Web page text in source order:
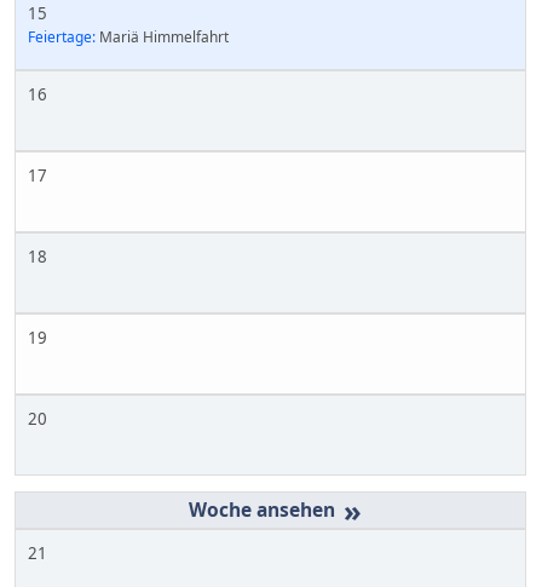
15
Feiertage: Mariä Himmelfahrt
16
17
18
19
20
»
21